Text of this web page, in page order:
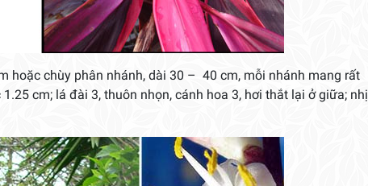
hoặc chùy phân nhánh, dài 30 – 40 cm, mỗi nhánh mang rất
cm; lá đài 3, thuôn nhọn, cánh hoa 3, hơi thắt lại ở giữa; nhị